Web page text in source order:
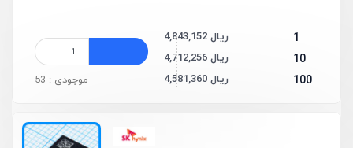
1 4,843,152 ریال
10 4,712,256 ریال
100 4,581,360 ریال موجودی : 53